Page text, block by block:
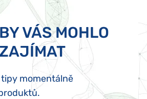
VÁS MOHLO
ZAJÍMAT
momentálně